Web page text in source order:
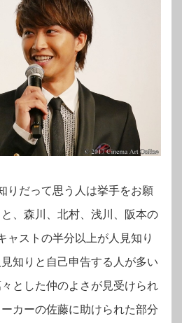
りだって思う人は挙手をお願
、森川、北村、浅川、阪本の
ャストの半分以上が人見知り
知りと自己申告する人が多い
とした仲のよさが見受けられ
カーの佐藤に助けられた部分